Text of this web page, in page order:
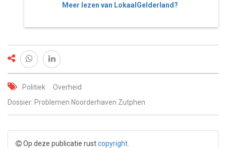
Meer lezen van LokaalGelderland?
Politiek
Overheid
Dossier: Problemen Noorderhaven Zutphen
Op deze publicatie rustcopyright